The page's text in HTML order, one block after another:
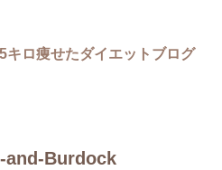
キロ痩せたダイエットブログ
Burdock